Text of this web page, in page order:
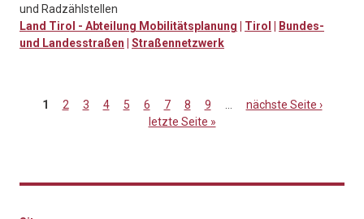
und Radzählstellen
Land Tirol - Abteilung Mobilitätsplanung
Tirol
Bundes-
und Landesstraßen
Straßennetzwerk
1 2 3 4 5 6 7 8 9
nächste Seite ›
letzte Seite »